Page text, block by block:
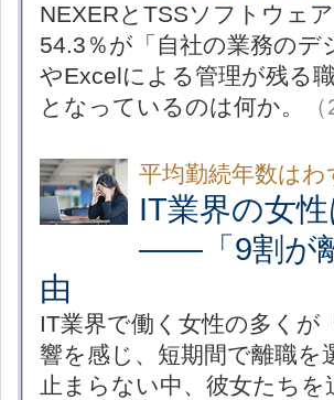
NEXERとTSSソフトウェ
54.3％が「自社の業務の
やExcelによる管理が残る
となっているのは何か。
平均勤続年数はわ
IT業界の女
――「9割が
由
IT業界で働く女性の多く
響を感じ、短期間で離職を
止まらない中、彼女たち